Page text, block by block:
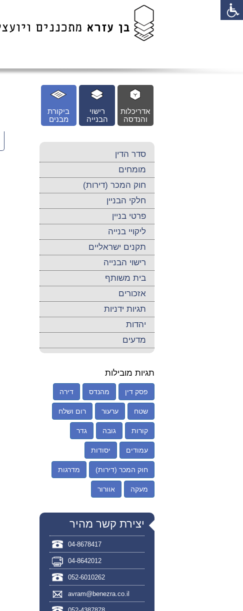
ביקורת
מבנים
רישוי
הבנייה
אדריכלות
והנדסה
סדר הדין
מומחים
חוק המכר (דירות)
חלקי הבניין
פרטי בניין
ליקויי בנייה
תקנים ישראליים
רישוי הבנייה
בית משותף
אזכורים
תגיות ידניות
יהדות
מדעים
תגיות מובילות
פסק דין מהנדס דירה
שטח ערעור רום ושלח
קורות גובה גדר
עמודים יסודות
חוק המכר (דירות) מדרגות
מעקה אוורור
יצירת קשר מהיר
04-8678417
04-8642012
052-6010262
avram@benezra.co.il